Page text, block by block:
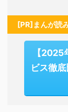
[PR]まんが読
【
ビス徹